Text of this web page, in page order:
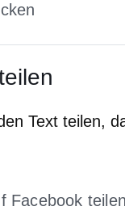
Text teilen,
Facebook teilen
Öffnet sich in